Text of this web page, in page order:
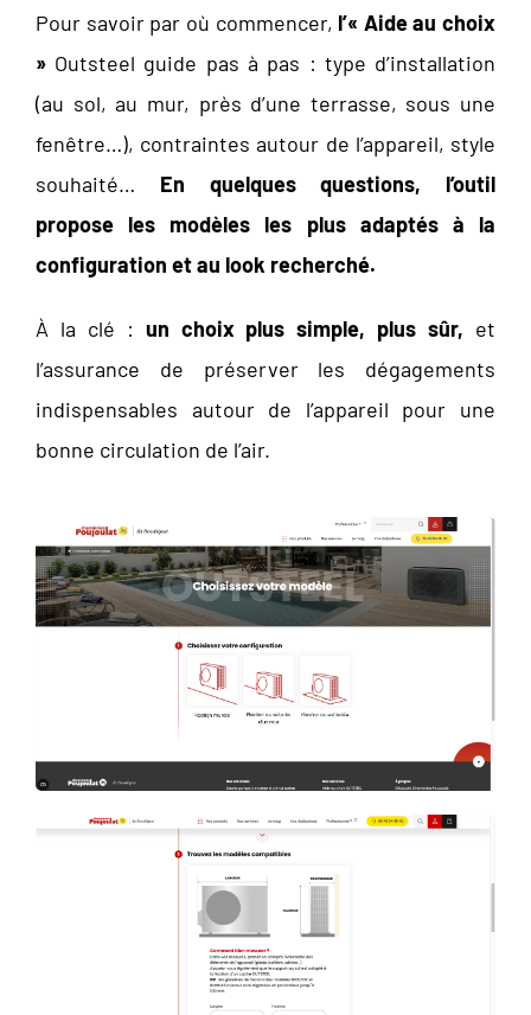
Pour savoir par où commencer, l’« Aide au choix
»Outsteel guide pas à pas : type d’installation
(au sol, au mur, près d’une terrasse, sous une
fenêtre…), contraintes autour de l’appareil, style
souhaité… En quelques questions, l’outil
propose les modèles les plus adaptés à la
configuration et au look recherché.
À la clé : un choix plus simple, plus sûr, et
l’assurance de préserver les dégagements
indispensables autour de l’appareil pour une
bonne circulation de l’air.